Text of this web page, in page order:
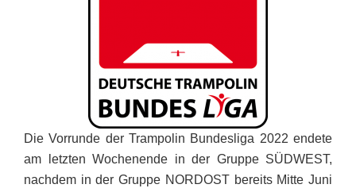
Die Vorrunde der Trampolin Bundesliga 2022 endete
am letzten Wochenende in der Gruppe SÜDWEST,
nachdem in der Gruppe NORDOST bereits Mitte Juni